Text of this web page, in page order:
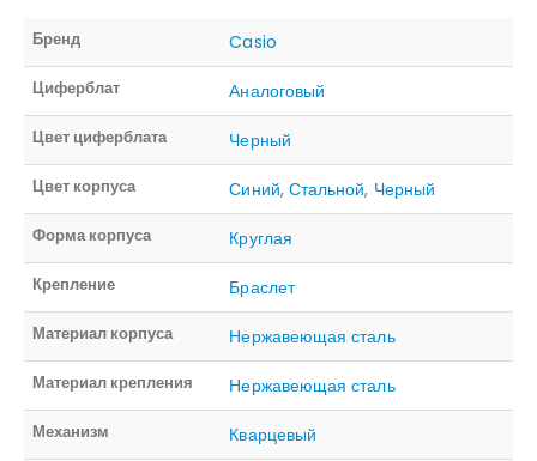
Бренд Casio
Циферблат Аналоговый
Цвет циферблата Черный
Цвет корпуса Синий, Стальной, Черный
Форма корпуса Круглая
Крепление Браслет
Материал корпуса Нержавеющая сталь
Материал крепления Нержавеющая сталь
Механизм Кварцевый